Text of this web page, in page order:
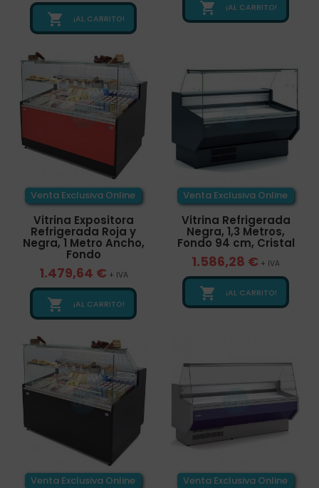
 ¡AL CARRITO!
 ¡AL CARRITO!
Venta Exclusiva Online
Vitrina Expositora
Refrigerada Roja y
Negra, 1 Metro Ancho,
Fondo
1.479,64 € + IVA
 ¡AL CARRITO!
Venta Exclusiva Online
Vitrina Refrigerada
Negra, 1,3 Metros,
Fondo 94 cm, Cristal
1.586,28 € + IVA
 ¡AL CARRITO!
Venta Exclusiva Online Venta Exclusiva Online